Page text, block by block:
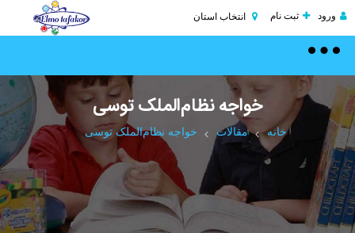
ورود ثبت نام انتخاب استان
Toggle
خواجه ‌نظام‌‌الملک توسی
خانه مقالات خواجه ‌نظام‌‌الملک توسی